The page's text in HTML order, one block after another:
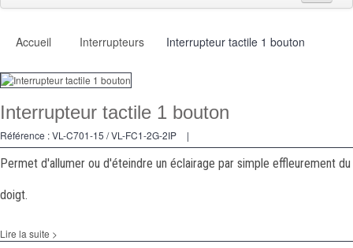
Interrupteurs
Variateurs
Va et Vients
Pièces
Accueil Interrupteurs Interrupteur tactile 1 bouton
Interrupteur tactile 1 bouton
Référence :VL-C701-15 / VL-FC1-2G-2IP |
Permet d'allumer ou d'éteindre un éclairage par simple effleurement du
doigt.
Lire la suite >